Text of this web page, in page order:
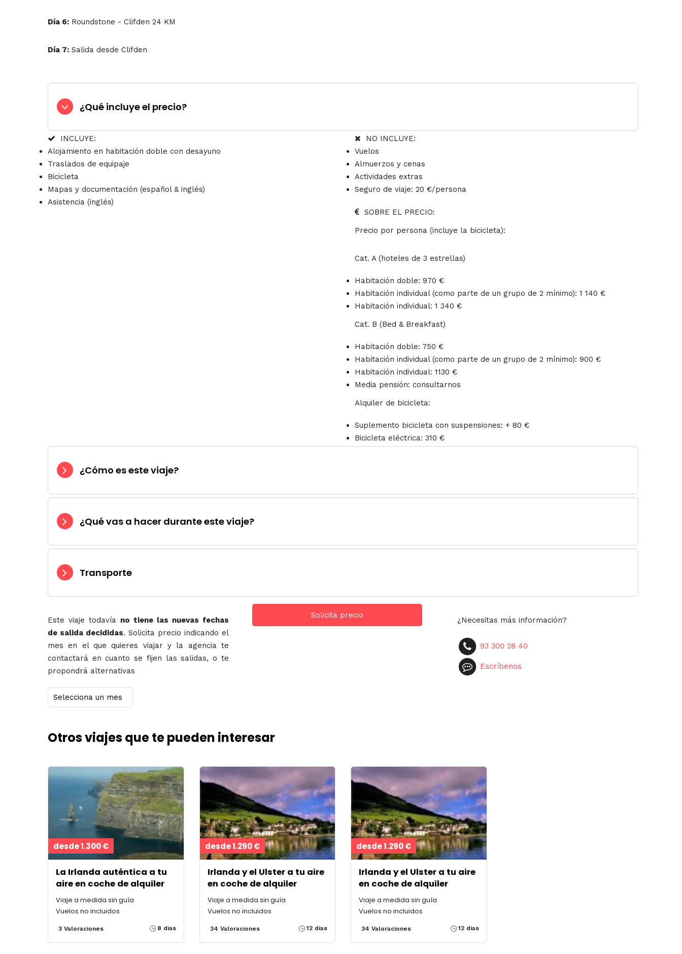
Día 6: Roundstone - Clifden 24 KM
Día 7: Salida desde Clifden
¿Qué incluye el precio?
INCLUYE:
Alojamiento en habitación doble con desayuno
Traslados de equipaje
Bicicleta
Mapas y documentación (español & inglés)
Asistencia (inglés)
NO INCLUYE:
Vuelos
Almuerzos y cenas
Actividades extras
Seguro de viaje: 20 €/persona
SOBRE EL PRECIO:
Precio por persona (incluye la bicicleta):
Cat. A (hoteles de 3 estrellas)
Habitación doble: 970 €
Habitación individual (como parte de un grupo de 2 mínimo): 1 140 €
Habitación individual: 1 340 €
Cat. B (Bed & Breakfast)
Habitación doble: 750 €
Habitación individual (como parte de un grupo de 2 mínimo): 900 €
Habitación individual: 1130 €
Media pensión: consultarnos
Alquiler de bicicleta:
Suplemento bicicleta con suspensiones: + 80 €
Bicicleta eléctrica: 310 €
¿Cómo es este viaje?
¿Qué vas a hacer durante este viaje?
Transporte
Este viaje todavía no tiene las nuevas fechas
de salida decididas. Solicita precio indicando el
mes en el que quieres viajar y la agencia te
contactará en cuanto se fijen las salidas, o te
propondrá alternativas
Solicita precio
¿Necesitas más información?
93 300 28 40
Escríbenos
Otros viajes que te pueden interesar
desde 1.300 €
La Irlanda auténtica a tu
aire en coche de alquiler
Viaje a medida sin guía
Vuelos no incluidos
3 Valoraciones 8 dias
desde 1.290 €
Irlanda y el Ulster a tu aire
en coche de alquiler
Viaje a medida sin guía
Vuelos no incluidos
34 Valoraciones 12 dias
desde 1.290 €
Irlanda y el Ulster a tu aire
en coche de alquiler
Viaje a medida sin guía
Vuelos no incluidos
34 Valoraciones 12 dias